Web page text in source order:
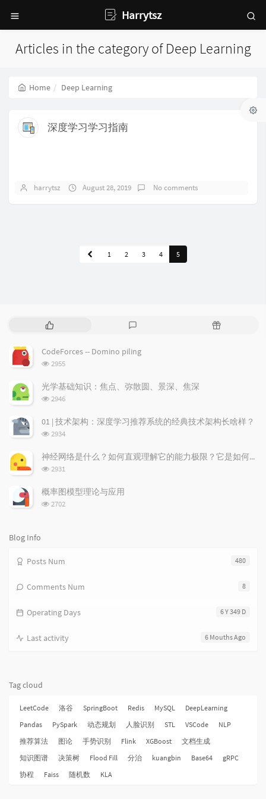
Harrytsz
Articles in the category of Deep Learning
Home Deep Learning
深度学习学习指南
harrytsz August 28, 2019 No comments
1 2 3 4 5
P
p
u
a
r
r
t
c
l
s
e
t
m
n
R
t
l
CodeForces -- Domino piling
浏
次
数:
2955
光学基础知识：焦点、弥散圆、景深、焦深
浏
次
数:
2946
01 | 技术架构：深度学习推荐系统的经典技术架构长啥样？
浏
次
数:
2934
神经网络是什么？如何直观理解它的能力极限？它是如何无限逼近真理？
浏
次
数:
2931
概率图模型理论与应用
浏
2702
Blog Info
480
Posts Num
8
Comments Num
6 Y 349 D
Operating Days
6 Mouths Ago
Last activity
Tag cloud
LeetCode 洛谷 SpringBoot Redis MySQL
DeepLearning
Pandas
PySpark 动态规划 人脸识别 STL VSCode
NLP
推荐算法
图论 手势识别 Flink XGBoost
文档生成
知识图谱
决策树 Flood Fill 分治 kuangbin Base64
gRPC
协程
Faiss 随机数 KLA